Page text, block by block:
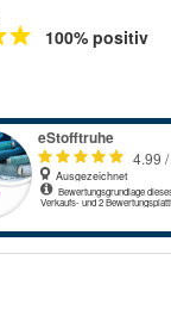
100% positiv